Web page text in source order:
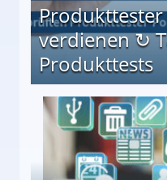
verdienen ↻
Produkttests
↻ Täglich neue